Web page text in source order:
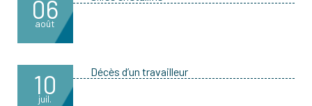
06
août
10
juil.
Décès d’un travailleur